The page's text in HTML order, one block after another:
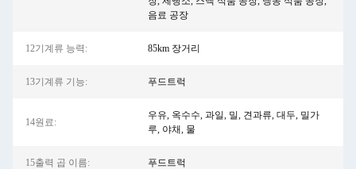
음료 공장
12기계류 능력: 85km 장거리
13기계류 기능: 푸드트럭
14원료:
우유, 옥수수, 과일, 밀, 견과류, 대두, 밀가
루, 야채, 물
15출력 곱 이름: 푸드트럭